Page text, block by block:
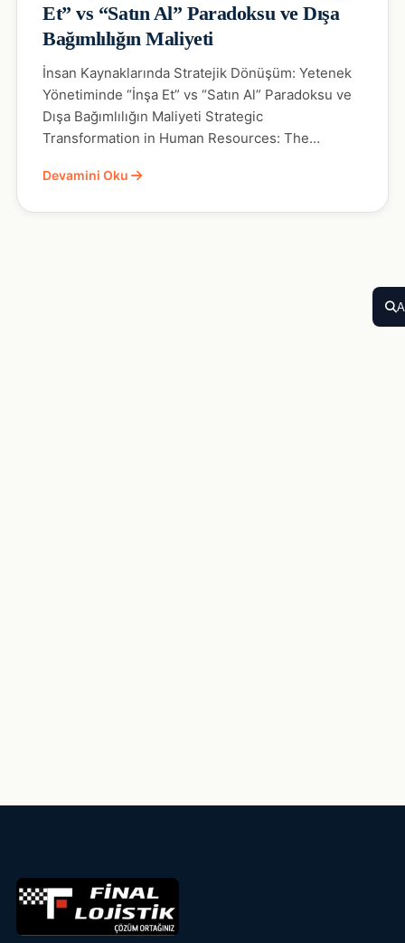
Et” vs “Satın Al” Paradoksu ve Dışa
Bağımlılığın Maliyeti
İnsan Kaynaklarında Stratejik Dönüşüm: Yetenek
Yönetiminde “İnşa Et” vs “Satın Al” Paradoksu ve
Dışa Bağımlılığın Maliyeti Strategic
Transformation in Human Resources: The…
Devamini Oku